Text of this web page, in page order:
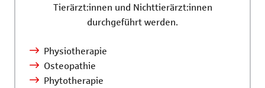
Tierärzt:innen und Nichttierärzt:innen
durchgeführt werden.
Physiotherapie
Osteopathie
Phytotherapie